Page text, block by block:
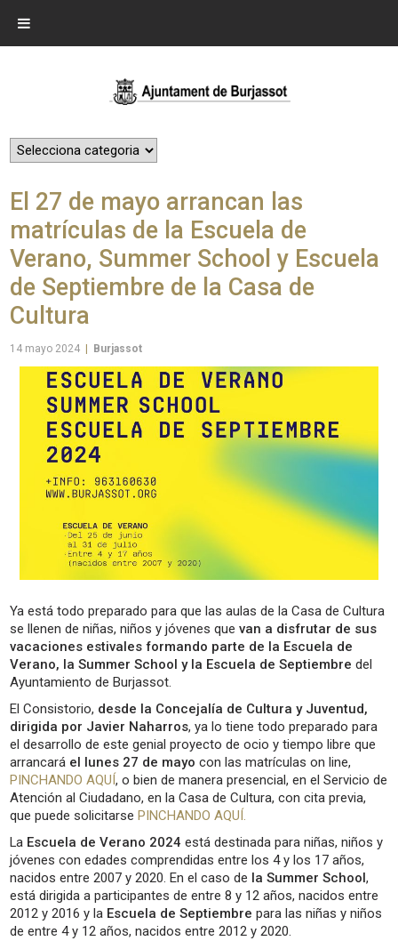
El 27 de mayo arrancan las
matrículas de la Escuela de
Verano, Summer School y Escuela
de Septiembre de la Casa de
Cultura
14 mayo 2024 Burjassot
Ya está todo preparado para que las aulas de la Casa de Cultura
se llenen de niñas, niños y jóvenes quevan a disfrutar de sus
vacaciones estivales formando parte de la Escuela de
Verano, la Summer School y la Escuela de Septiembre del
Ayuntamiento de Burjassot.
El Consistorio, desde la Concejalía de Cultura y Juventud,
dirigida por Javier Naharros, ya lo tiene todo preparado para
el desarrollo de este genial proyecto de ocio y tiempo libre que
arrancará el lunes 27 de mayo con las matrículas on line,
PINCHANDO AQUÍ, o bien de manera presencial, en el Servicio de
Atención al Ciudadano, en la Casa de Cultura, con cita previa,
que puede solicitarsePINCHANDO AQUÍ.
La Escuela de Verano 2024 está destinada para niñas, niños y
jóvenes con edades comprendidas entre los 4 y los 17 años,
nacidos entre 2007 y 2020. En el caso de la Summer School,
está dirigida a participantes de entre 8 y 12 años, nacidos entre
2012 y 2016 y la Escuela de Septiembre para las niñas y niños
de entre 4 y 12 años, nacidos entre 2012 y 2020.